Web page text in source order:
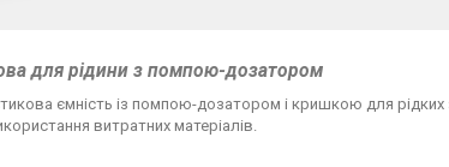
для рідини з помпою-дозатором
ємність із помпою-дозатором і кришкою для рідких
витратних матеріалів.